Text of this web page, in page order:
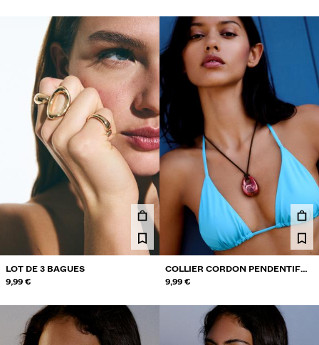
LOT DE 3 BAGUES
9,99 €
COLLIER CORDON PENDENTIF
RÉSINE
9,99 €